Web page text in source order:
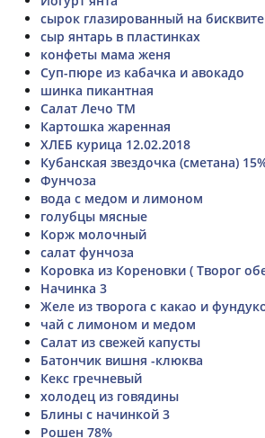
сырок глазированный на бисквите
сыр янтарь в пластинках
конфеты мама женя
Суп-пюре из кабачка и авокадо
шинка пикантная
Салат Лечо ТМ
Картошка жаренная
ХЛЕБ курица 12.02.2018
Кубанская звездочка (сметана)
Фунчоза
вода с медом и лимоном
голубцы мясные
Корж молочный
салат фунчоза
Коровка из Кореновки ( Творог
Начинка 3
Желе из творога с какао и
чай с лимоном и медом
Салат из свежей капусты
Батончик вишня -клюква
Кекс гречневый
холодец из говядины
Блины с начинкой 3
Рошен 78%